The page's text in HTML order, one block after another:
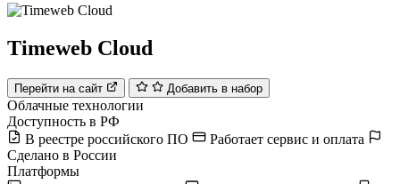
Timeweb Cloud
Перейти на сайт Добавить в набор
Облачные технологии
Доступность в РФ
В реестре российского ПО
Работает сервис и оплата
Сделано в России
Платформы